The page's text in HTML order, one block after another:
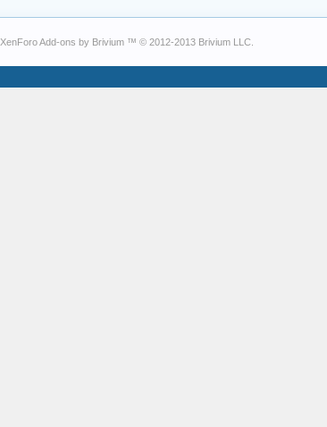
XenForo Add-ons by Brivium ™ © 2012-2013 Brivium LLC.